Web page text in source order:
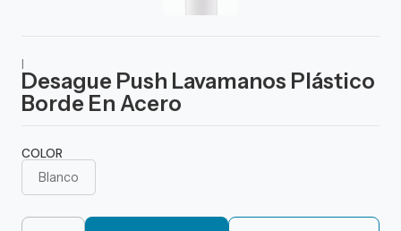
|
Desague Push Lavamanos Plástico
Borde En Acero
COLOR
Blanco